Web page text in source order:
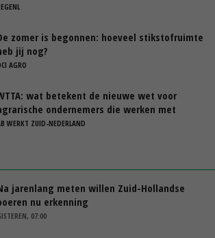
zomer is begonnen: hoeveel stikstofruimte
jij nog?
AGRO
wat betekent de nieuwe wet voor
ondernemers die werken met
WERKT ZUID-NEDERLAND
jarenlang meten willen Zuid-Hollandse
nu erkenning
07:00